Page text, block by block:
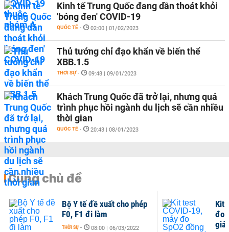
Kinh tế Trung Quốc đang dần thoát khỏi
'bóng đen' COVID-19
QUỐC TẾ - 02:00 | 01/02/2023
Thủ tướng chỉ đạo khẩn về biến thể
XBB.1.5
THỜI SỰ - 09:48 | 09/01/2023
Khách Trung Quốc đã trở lại, nhưng quá
trình phục hồi ngành du lịch sẽ cần nhiều
thời gian
QUỐC TẾ - 20:43 | 08/01/2023
Cùng chủ đề
Bộ Y tế đề xuất cho phép
F0, F1 đi làm
THỜI SỰ - 08:00 | 06/03/2022
Kit
đo